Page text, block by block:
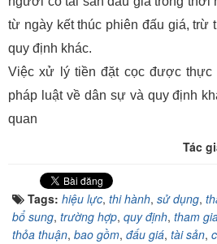
từ ngày kết thúc phiên đấu giá, trừ
quy định khác.
Việc xử lý tiền đặt cọc được thực
pháp luật về dân sự và quy định
quan
Tác
Tags: hiệu lực, thi hành, sử dụng,
bổ sung, trường hợp, quy định, tham
thỏa thuận, bao gồm, đấu giá, tài sản,